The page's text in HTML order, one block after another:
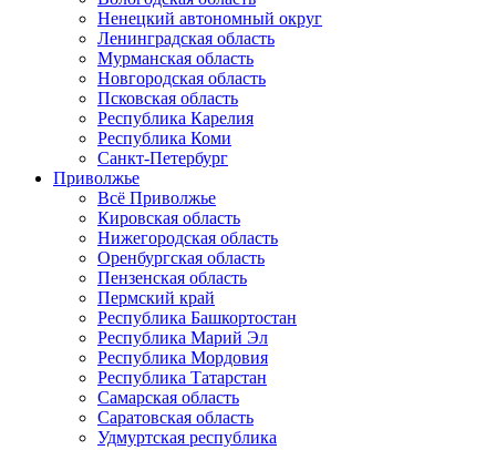
Ненецкий автономный округ
Ленинградская область
Мурманская область
Новгородская область
Псковская область
Республика Карелия
Республика Коми
Санкт-Петербург
Приволжье
Всё Приволжье
Кировская область
Нижегородская область
Оренбургская область
Пензенская область
Пермский край
Республика Башкортостан
Республика Марий Эл
Республика Мордовия
Республика Татарстан
Самарская область
Саратовская область
Удмуртская республика